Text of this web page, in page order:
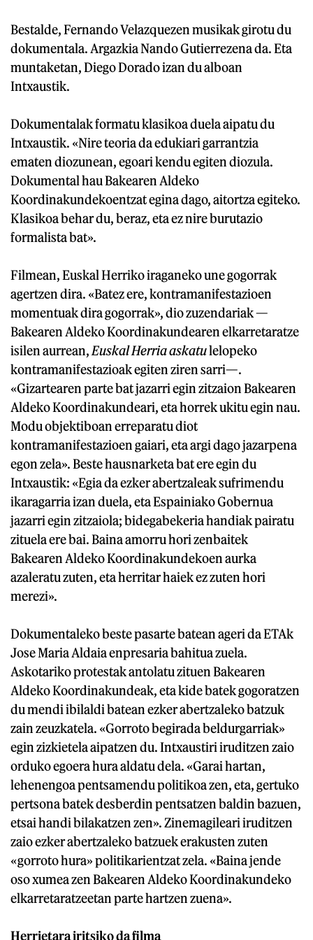
Bestalde, Fernando Velazquezen musikak girotu du
dokumentala. Argazkia Nando Gutierrezena da. Eta
muntaketan, Diego Dorado izan du alboan
Intxaustik.
Dokumentalak formatu klasikoa duela aipatu du
Intxaustik. «Nire teoria da edukiari garrantzia
ematen diozunean, egoari kendu egiten diozula.
Dokumental hau Bakearen Aldeko
Koordinakundekoentzat egina dago, aitortza egiteko.
Klasikoa behar du, beraz, eta ez nire burutazio
formalista bat».
Filmean, Euskal Herriko iraganeko une gogorrak
agertzen dira. «Batez ere, kontramanifestazioen
momentuak dira gogorrak», dio zuzendariak —
Bakearen Aldeko Koordinakundearen elkarretaratze
isilen aurrean, Euskal Herria askatulelopeko
kontramanifestazioak egiten ziren sarri—.
«Gizartearen parte bat jazarri egin zitzaion Bakearen
Aldeko Koordinakundeari, eta horrek ukitu egin nau.
Modu objektiboan erreparatu diot
kontramanifestazioen gaiari, eta argi dago jazarpena
egon zela». Beste hausnarketa bat ere egin du
Intxaustik: «Egia da ezker abertzaleak sufrimendu
ikaragarria izan duela, eta Espainiako Gobernua
jazarri egin zitzaiola; bidegabekeria handiak pairatu
zituela ere bai. Baina amorru hori zenbaitek
Bakearen Aldeko Koordinakundekoen aurka
azaleratu zuten, eta herritar haiek ez zuten hori
merezi».
Dokumentaleko beste pasarte batean ageri da ETAk
Jose Maria Aldaia enpresaria bahitua zuela.
Askotariko protestak antolatu zituen Bakearen
Aldeko Koordinakundeak, eta kide batek gogoratzen
du mendi ibilaldi batean ezker abertzaleko batzuk
zain zeuzkatela. «Gorroto begirada beldurgarriak»
egin zizkietela aipatzen du. Intxaustiri iruditzen zaio
orduko egoera hura aldatu dela. «Garai hartan,
lehenengoa pentsamendu politikoa zen, eta, gertuko
pertsona batek desberdin pentsatzen baldin bazuen,
etsai handi bilakatzen zen». Zinemagileari iruditzen
zaio ezker abertzaleko batzuek erakusten zuten
«gorroto hura» politikarientzat zela. «Baina jende
oso xumea zen Bakearen Aldeko Koordinakundeko
elkarretaratzeetan parte hartzen zuena».
Herrietara iritsiko da filma